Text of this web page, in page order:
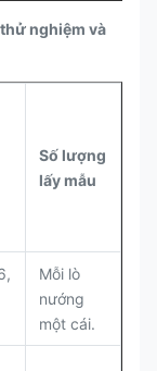
nghiệm và
Số lượng
lấy mẫu
Mỗi lò
nướng
một cái.